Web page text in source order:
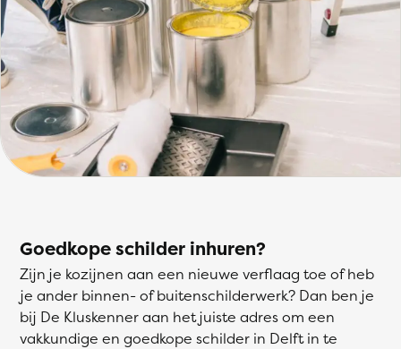
Goedkope schilder inhuren?
Zijn je kozijnen aan een nieuwe verflaag toe of heb
je ander binnen- of buitenschilderwerk? Dan ben je
bij De Kluskenner aan het juiste adres om een
vakkundige en goedkope schilder in Delft in te